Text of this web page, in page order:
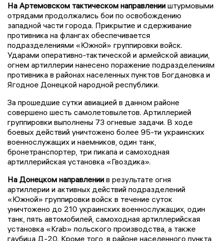
На Артемовском тактическом направлении штурмовыми
отрядами продолжались бои по освобождению
западной части города. Прикрытие и сдерживание
противника на флангах обеспечивается
подразделениями «Южной» группировки войск.
Ударами оперативно-тактической и армейской авиации,
огнем артиллерии нанесено поражение подразделениям
противника в районах населенных пунктов Богдановка и
Ягодное Донецкой народной республики.
За прошедшие сутки авиацией в данном районе
совершено шесть самолетовылетов. Артиллерией
группировки выполнены 73 огневые задачи. В ходе
боевых действий уничтожено более 95-ти украинских
военнослужащих и наемников, один танк,
бронетранспортер, три пикапа и самоходная
артиллерийская установка «Гвоздика».
На Донецком направлении в результате огня
артиллерии и активных действий подразделений
«Южной» группировки войск в течение суток
уничтожено до 210 украинских военнослужащих, один
танк, пять автомобилей, самоходная артиллерийская
установка «Krab» польского производства, а также
гаубица Д-20. Кроме того, в районе населенного пункта